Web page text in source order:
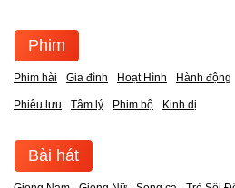
Phim
Phim hài Gia đình Hoạt Hình Hành động
Phiêu lưu Tâm lý Phim bộ Kinh dị
Bài hát